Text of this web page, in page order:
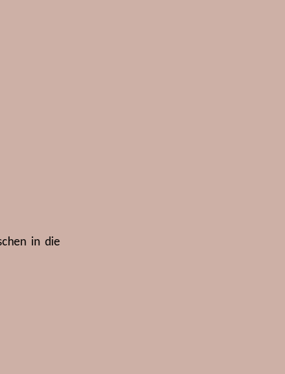
in die